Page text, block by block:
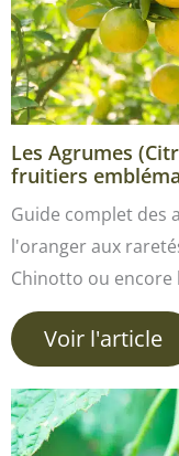
Les Agrumes
fruitiers
Guide complet des
l'oranger aux
Chinotto ou encore
Voir l'article